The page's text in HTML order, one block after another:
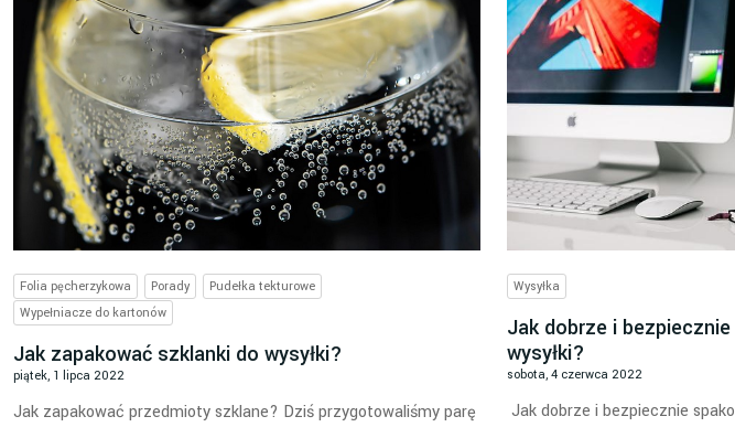
Folia pęcherzykowa Porady
Pudełka tekturowe
Wypełniacze do kartonów
Jak zapakować szklanki do wysyłki?
piątek, 1 lipca 2022
Jak zapakować przedmioty szklane? Dziś przygotowaliśmy parę
Wysyłka
Jak dobrze i
wysyłki?
sobota, 4 czerwca 2022
Jak dobrze i bezpiecznie